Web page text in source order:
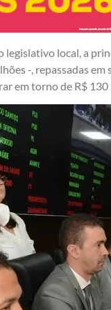
local, a
-, repassadas
em torno de R$ 130